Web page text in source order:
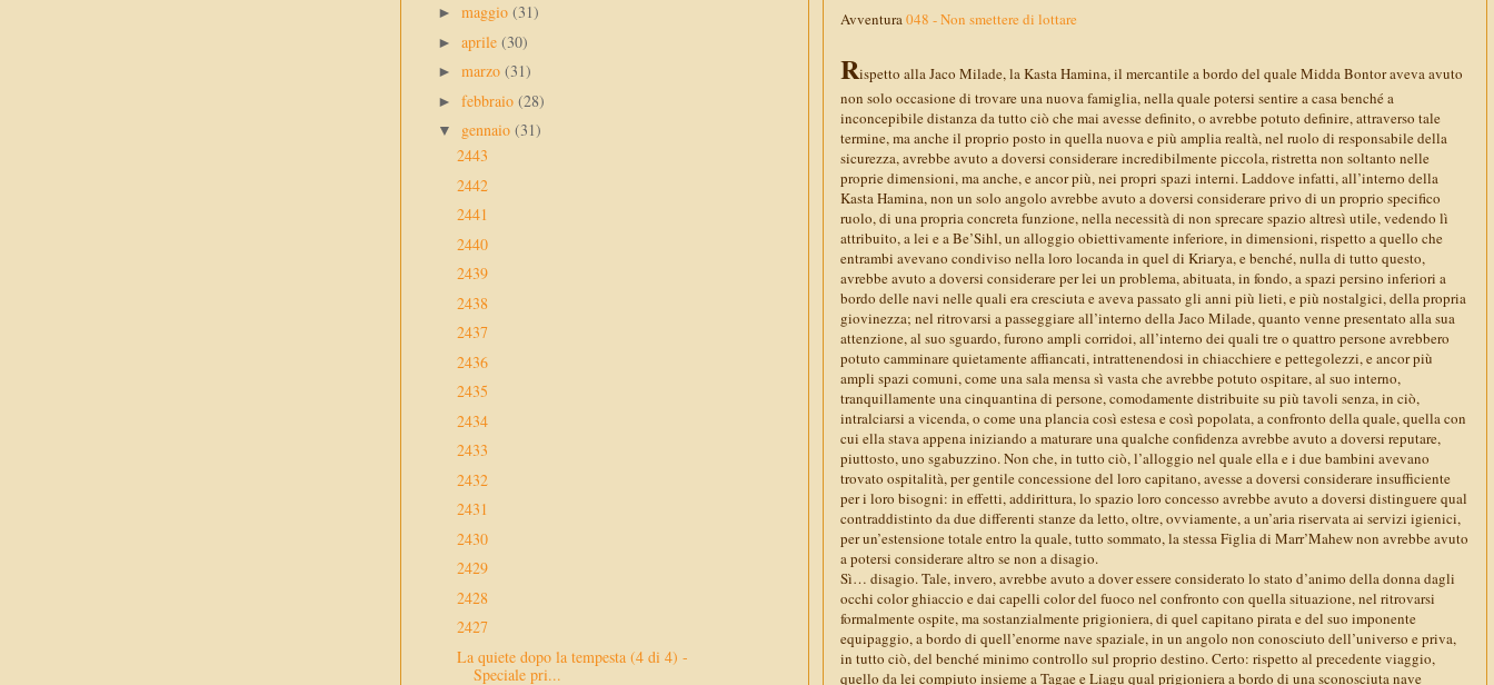
Avventura048 - Non smettere di lottare
Rispetto alla Jaco Milade, la Kasta Hamina, il mercantile a bordo del quale Midda Bontor aveva avuto
non solo occasione di trovare una nuova famiglia, nella quale potersi sentire a casa benché a
inconcepibile distanza da tutto ciò che mai avesse definito, o avrebbe potuto definire, attraverso tale
termine, ma anche il proprio posto in quella nuova e più amplia realtà, nel ruolo di responsabile della
sicurezza, avrebbe avuto a doversi considerare incredibilmente piccola, ristretta non soltanto nelle
proprie dimensioni, ma anche, e ancor più, nei propri spazi interni. Laddove infatti, all’interno della
Kasta Hamina, non un solo angolo avrebbe avuto a doversi considerare privo di un proprio specifico
ruolo, di una propria concreta funzione, nella necessità di non sprecare spazio altresì utile, vedendo lì
attribuito, a lei e a Be’Sihl, un alloggio obiettivamente inferiore, in dimensioni, rispetto a quello che
entrambi avevano condiviso nella loro locanda in quel di Kriarya, e benché, nulla di tutto questo,
avrebbe avuto a doversi considerare per lei un problema, abituata, in fondo, a spazi persino inferiori a
bordo delle navi nelle quali era cresciuta e aveva passato gli anni più lieti, e più nostalgici, della propria
giovinezza; nel ritrovarsi a passeggiare all’interno della Jaco Milade, quanto venne presentato alla sua
attenzione, al suo sguardo, furono ampli corridoi, all’interno dei quali tre o quattro persone avrebbero
potuto camminare quietamente affiancati, intrattenendosi in chiacchiere e pettegolezzi, e ancor più
ampli spazi comuni, come una sala mensa sì vasta che avrebbe potuto ospitare, al suo interno,
tranquillamente una cinquantina di persone, comodamente distribuite su più tavoli senza, in ciò,
intralciarsi a vicenda, o come una plancia così estesa e così popolata, a confronto della quale, quella con
cui ella stava appena iniziando a maturare una qualche confidenza avrebbe avuto a doversi reputare,
piuttosto, uno sgabuzzino. Non che, in tutto ciò, l’alloggio nel quale ella e i due bambini avevano
trovato ospitalità, per gentile concessione del loro capitano, avesse a doversi considerare insufficiente
per i loro bisogni: in effetti, addirittura, lo spazio loro concesso avrebbe avuto a doversi distinguere qual
contraddistinto da due differenti stanze da letto, oltre, ovviamente, a un’aria riservata ai servizi igienici,
per un’estensione totale entro la quale, tutto sommato, la stessa Figlia di Marr’Mahew non avrebbe avuto
a potersi considerare altro se non a disagio.
Sì… disagio. Tale, invero, avrebbe avuto a dover essere considerato lo stato d’animo della donna dagli
occhi color ghiaccio e dai capelli color del fuoco nel confronto con quella situazione, nel ritrovarsi
formalmente ospite, ma sostanzialmente prigioniera, di quel capitano pirata e del suo imponente
equipaggio, a bordo di quell’enorme nave spaziale, in un angolo non conosciuto dell’universo e priva,
in tutto ciò, del benché minimo controllo sul proprio destino. Certo: rispetto al precedente viaggio,
quello da lei compiuto insieme a Tagae e Liagu qual prigioniera a bordo di una sconosciuta nave
► maggio (31)
► aprile (30)
► marzo (31)
► febbraio (28)
▼ gennaio (31)
2443
2442
2441
2440
2439
2438
2437
2436
2435
2434
2433
2432
2431
2430
2429
2428
2427
La quiete dopo la tempesta (4 di 4) -
Speciale pri...